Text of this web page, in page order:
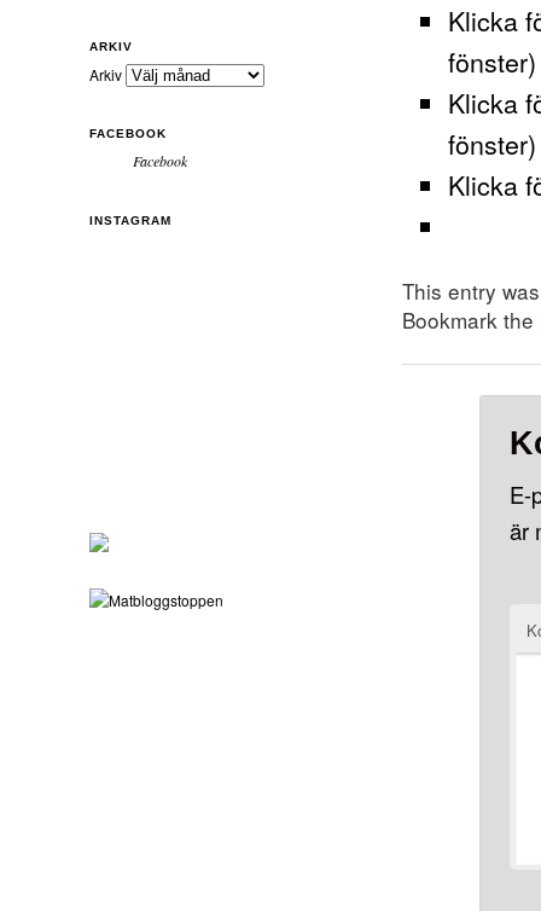
Klicka
fönster)
Klicka
fönster)
Klicka
This entry
Bookmark the
E-
är
ARKIV
Arkiv
FACEBOOK
Facebook
INSTAGRAM